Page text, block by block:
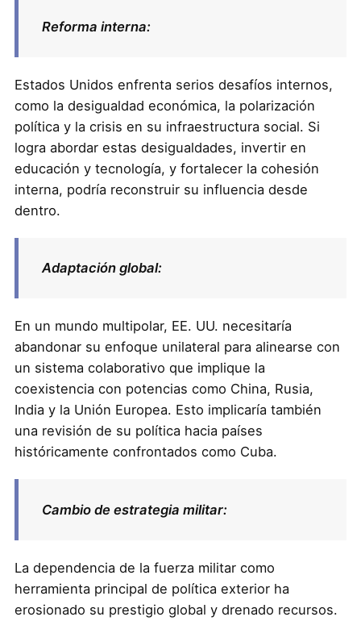
Reforma interna:
Estados Unidos enfrenta serios desafíos internos,
como la desigualdad económica, la polarización
política y la crisis en su infraestructura social. Si
logra abordar estas desigualdades, invertir en
educación y tecnología, y fortalecer la cohesión
interna, podría reconstruir su influencia desde
dentro.
Adaptación global:
En un mundo multipolar, EE. UU. necesitaría
abandonar su enfoque unilateral para alinearse con
un sistema colaborativo que implique la
coexistencia con potencias como China, Rusia,
India y la Unión Europea. Esto implicaría también
una revisión de su política hacia países
históricamente confrontados como Cuba.
Cambio de estrategia militar:
La dependencia de la fuerza militar como
herramienta principal de política exterior ha
erosionado su prestigio global y drenado recursos.